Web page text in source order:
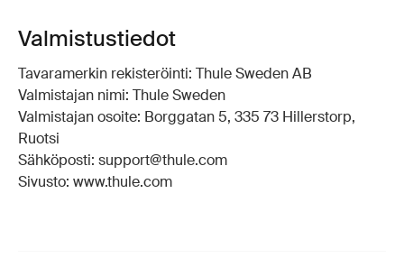
Valmistustiedot
Tavaramerkin rekisteröinti: Thule Sweden AB
Valmistajan nimi: Thule Sweden
Valmistajan osoite: Borggatan 5, 335 73 Hillerstorp,
Ruotsi
Sähköposti: support@thule.com
Sivusto: www.thule.com